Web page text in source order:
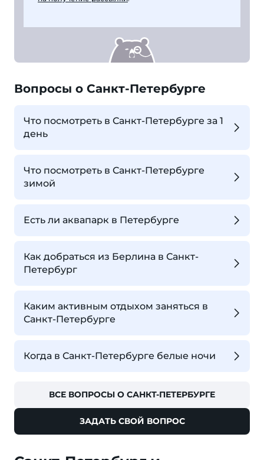
Вопросы о Санкт-Петербурге
Что посмотреть в Санкт-Петербурге за 1
день
Что посмотреть в Санкт-Петербурге
зимой
Есть ли аквапарк в Петербурге
Как добраться из Берлина в Санкт-
Петербург
Каким активным отдыхом заняться в
Санкт-Петербурге
Когда в Санкт-Петербурге белые ночи
ВСЕ ВОПРОСЫ О САНКТ-ПЕТЕРБУРГЕ
ЗАДАТЬ СВОЙ ВОПРОС